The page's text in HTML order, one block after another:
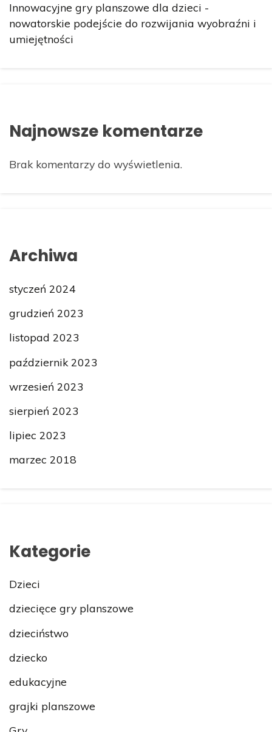
Innowacyjne gry planszowe dla dzieci -
nowatorskie podejście do rozwijania wyobraźni i
umiejętności
Najnowsze komentarze
Brak komentarzy do wyświetlenia.
Archiwa
styczeń 2024
grudzień 2023
listopad 2023
październik 2023
wrzesień 2023
sierpień 2023
lipiec 2023
marzec 2018
Kategorie
Dzieci
dziecięce gry planszowe
dzieciństwo
dziecko
edukacyjne
grajki planszowe